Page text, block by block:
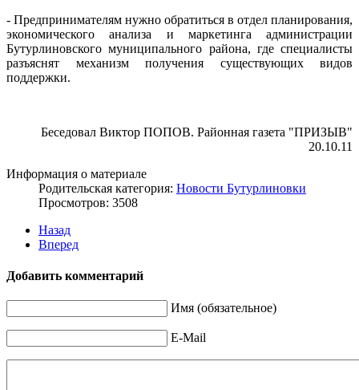
- Предпринимателям нужно обратиться в отдел планирования,
экономического анализа и маркетинга администрации
Бутурлиновского муниципального района, где специалисты
разъяснят механизм получения существующих видов
поддержки.
Беседовал Виктор ПОПОВ. Районная газета "ПРИЗЫВ"
20.10.11
Информация о материале
Родительская категория: Новости Бутурлиновки
Просмотров: 3508
Назад
Вперед
Добавить комментарий
Имя (обязательное)
E-Mail